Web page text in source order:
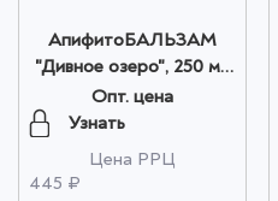
АпифитоБАЛЬЗАМ
"Дивное озеро", 250 мл
ПЭТ в коробке оптом
Опт. цена
Узнать
Цена РРЦ
445 ₽